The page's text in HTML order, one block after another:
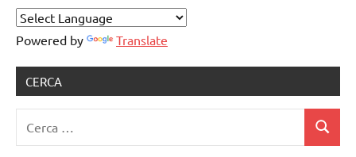
artigianale
notizie
Powered by Translate
CERCA
Cerca